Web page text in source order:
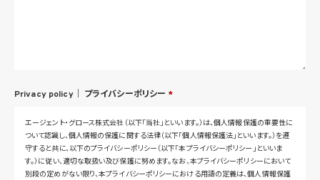
Privacy policy｜ プライバシーポリシー *
エージェント・グロース株式会社（以下「当社」といいます。）は、個人情報保護の重要性に
ついて認識し、個人情報の保護に関する法律（以下「個人情報保護法」といいます。）を遵
守すると共に、以下のプライバシーポリシー（以下「本プライバシーポリシー」といいま
す。）に従い、適切な取扱い及び保護に努めます。なお、本プライバシーポリシーにおいて
別段の定めがない限り、本プライバシーポリシーにおける用語の定義は、個人情報保護